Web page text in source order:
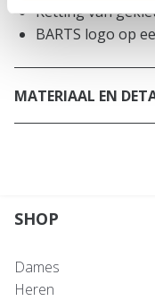
Ketting van
BARTS logo op
MATERIAAL EN
SHOP
Dames
Heren